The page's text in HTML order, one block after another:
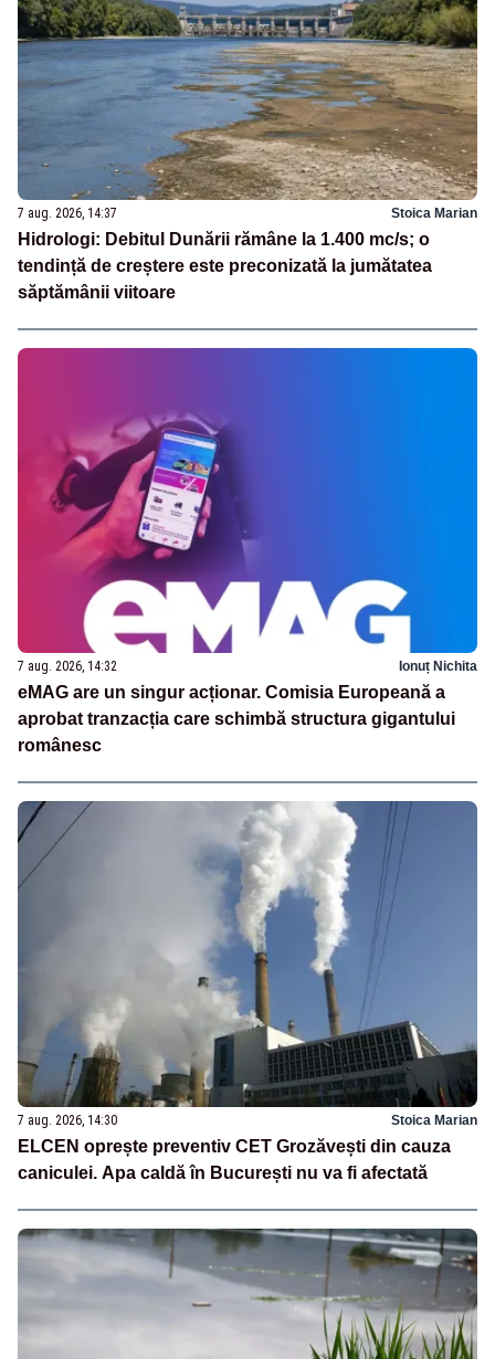
7 aug. 2026, 14:37 Stoica Marian
Hidrologi: Debitul Dunării rămâne la 1.400 mc/s; o
tendință de creștere este preconizată la jumătatea
săptămânii viitoare
7 aug. 2026, 14:32 Ionuț Nichita
eMAG are un singur acționar. Comisia Europeană a
aprobat tranzacția care schimbă structura gigantului
românesc
7 aug. 2026, 14:30 Stoica Marian
ELCEN oprește preventiv CET Grozăvești din cauza
caniculei. Apa caldă în București nu va fi afectată